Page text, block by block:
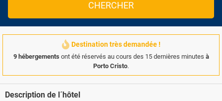
CHERCHER
Destination très demandée !
9 hébergements ont été réservés au cours des 15 dernières minutes à
Porto Cristo.
Description de l´hôtel